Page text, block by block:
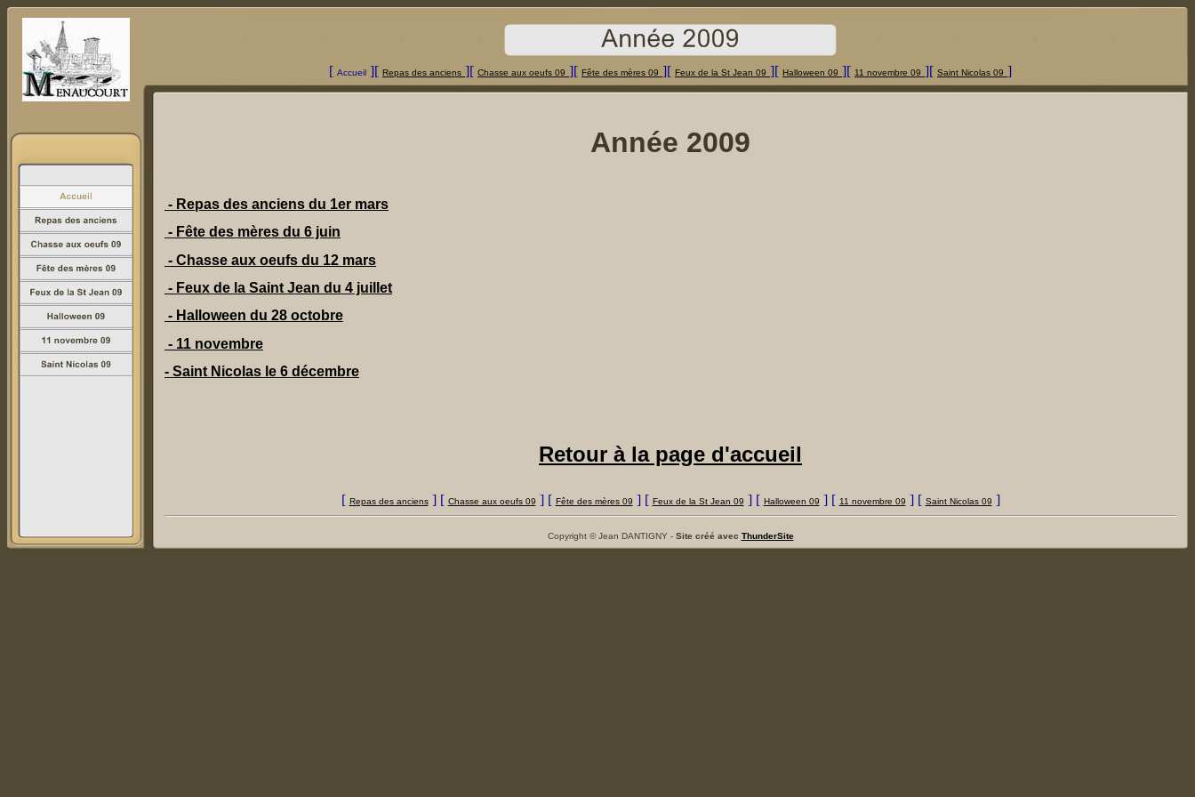
[ Accueil ][ Repas des anciens ][ Chasse aux oeufs 09 ][ Fête des mères 09 ][ Feux de la St Jean 09 ][ Halloween 09 ][ 11 novembre 09 ][ Saint Nicolas 09 ]
Année 2009
- Repas des anciens du 1er mars
- Fête des mères du 6 juin
- Chasse aux oeufs du 12 mars
- Feux de la Saint Jean du 4 juillet
- Halloween du 28 octobre
- 11 novembre
- Saint Nicolas le 6 décembre
Retour à la page d'accueil
[ Repas des anciens] [ Chasse aux oeufs 09 ] [ Fête des mères 09 ] [ Feux de la St Jean 09 ] [ Halloween 09 ] [ 11 novembre 09 ] [ Saint Nicolas 09 ]
Copyright © Jean DANTIGNY - Site créé avec ThunderSite